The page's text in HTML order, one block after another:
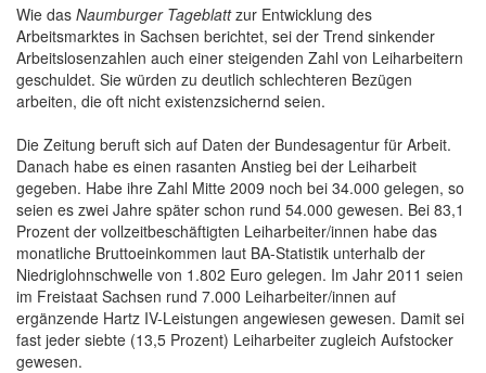
Wie das Naumburger Tageblattzur Entwicklung des
Arbeitsmarktes in Sachsen berichtet, sei der Trend sinkender
Arbeitslosenzahlen auch einer steigenden Zahl von Leiharbeitern
geschuldet. Sie würden zu deutlich schlechteren Bezügen
arbeiten, die oft nicht existenzsichernd seien.
Die Zeitung beruft sich auf Daten der Bundesagentur für Arbeit.
Danach habe es einen rasanten Anstieg bei der Leiharbeit
gegeben. Habe ihre Zahl Mitte 2009 noch bei 34.000 gelegen, so
seien es zwei Jahre später schon rund 54.000 gewesen. Bei 83,1
Prozent der vollzeitbeschäftigten Leiharbeiter/innen habe das
monatliche Bruttoeinkommen laut BA-Statistik unterhalb der
Niedriglohnschwelle von 1.802 Euro gelegen. Im Jahr 2011 seien
im Freistaat Sachsen rund 7.000 Leiharbeiter/innen auf
ergänzende Hartz IV-Leistungen angewiesen gewesen. Damit sei
fast jeder siebte (13,5 Prozent) Leiharbeiter zugleich Aufstocker
gewesen.